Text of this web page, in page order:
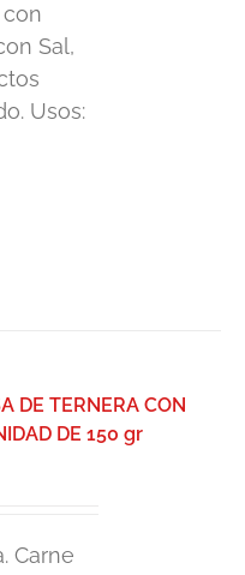
Sal,
Usos:
DE TERNERA CON
DE 150 gr
Carne